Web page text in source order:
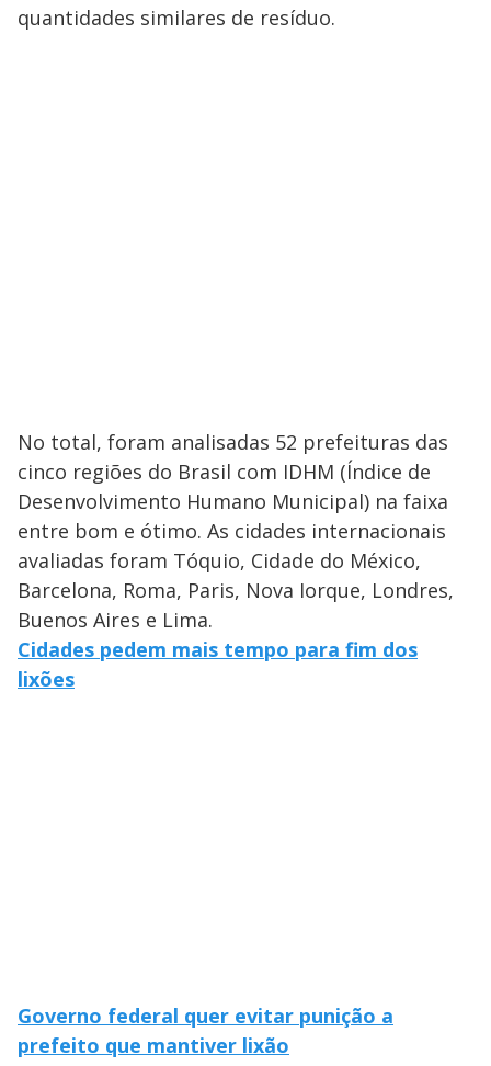
quantidades similares de resíduo.
No total, foram analisadas 52 prefeituras das
cinco regiões do Brasil com IDHM (Índice de
Desenvolvimento Humano Municipal) na faixa
entre bom e ótimo. As cidades internacionais
avaliadas foram Tóquio, Cidade do México,
Barcelona, Roma, Paris, Nova Iorque, Londres,
Buenos Aires e Lima.
Cidades pedem mais tempo para fim dos
lixões
Governo federal quer evitar punição a
prefeito que mantiver lixão